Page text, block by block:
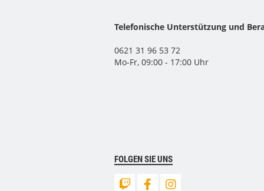
Telefonische Unterstützung und
0621 31 96 53 72
Mo-Fr, 09:00 - 17:00 Uhr
FOLGEN SIE UNS